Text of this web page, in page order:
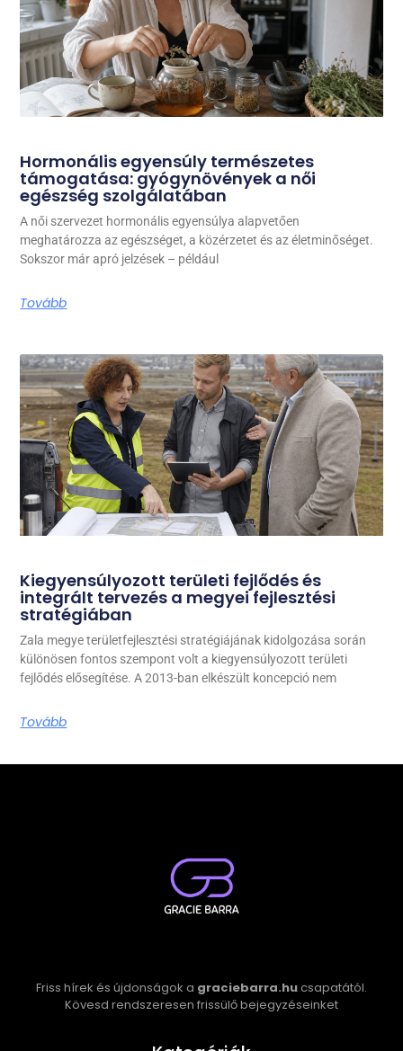
Hormonális egyensúly természetes
támogatása: gyógynövények a női
egészség szolgálatában
A női szervezet hormonális egyensúlya alapvetően
meghatározza az egészséget, a közérzetet és az életminőséget.
Sokszor már apró jelzések – például
Tovább
Kiegyensúlyozott területi fejlődés és
integrált tervezés a megyei fejlesztési
stratégiában
Zala megye területfejlesztési stratégiájának kidolgozása során
különösen fontos szempont volt a kiegyensúlyozott területi
fejlődés elősegítése. A 2013-ban elkészült koncepció nem
Tovább
Friss hírek és újdonságok a graciebarra.hucsapatától.
Kövesd rendszeresen frissülő bejegyzéseinket